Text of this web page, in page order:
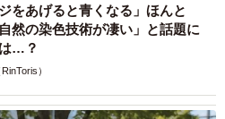
をあげると青くなる」ほんと
然の染色技術が凄い」と話題に
…？
）